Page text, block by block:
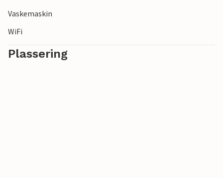
Vaskemaskin
WiFi
Plassering